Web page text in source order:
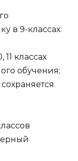
в 9-классах:
11 классах
обучения;